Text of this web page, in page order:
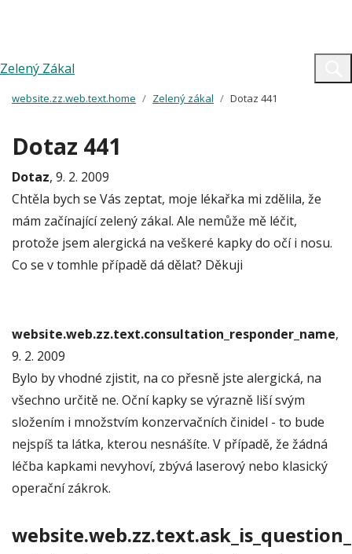
Zelený Zákal
website.zz.web.text.home Zelený zákal Dotaz 441
Dotaz 441
Dotaz, 9. 2. 2009
Chtěla bych se Vás zeptat, moje lékařka mi zdělila, že
mám začínající zelený zákal. Ale nemůže mě léčit,
protože jsem alergická na veškeré kapky do očí i nosu.
Co se v tomhle případě dá dělat? Děkuji
website.web.zz.text.consultation_responder_name,
9. 2. 2009
Bylo by vhodné zjistit, na co přesně jste alergická, na
všechno určitě ne. Oční kapky se výrazně liší svým
složením i množstvím konzervačních činidel - to bude
nejspíš ta látka, kterou nesnášíte. V případě, že žádná
léčba kapkami nevyhoví, zbývá laserový nebo klasický
operační zákrok.